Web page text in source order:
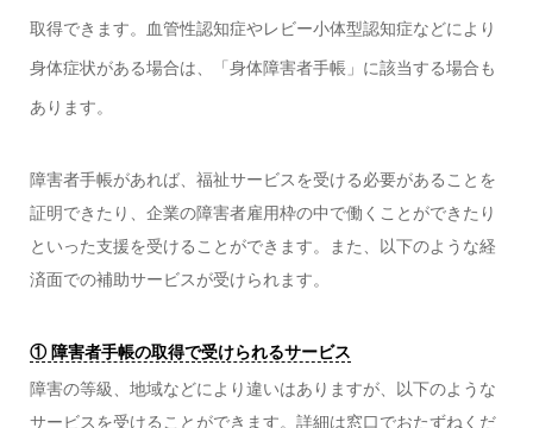
取得できます。血管性認知症やレビー小体型認知症などにより
身体症状がある場合は、「身体障害者手帳」に該当する場合も
あります。
障害者手帳があれば、福祉サービスを受ける必要があることを
証明できたり、企業の障害者雇用枠の中で働くことができたり
といった支援を受けることができます。また、以下のような経
済面での補助サービスが受けられます。
① 障害者手帳の取得で受けられるサービス
障害の等級、地域などにより違いはありますが、以下のような
サービスを受けることができます。詳細は窓口でおたずねくだ